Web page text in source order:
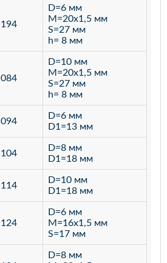
194
D=6 мм
M=20х1,5 мм
S=27 мм
h= 8 мм
084
D=10 мм
M=20х1,5 мм
S=27 мм
h= 8 мм
094
D=6 мм
D1=13 мм
104
D=8 мм
D1=18 мм
114
D=10 мм
D1=18 мм
124
D=6 мм
M=16х1,5 мм
S=17 мм
D=8 мм